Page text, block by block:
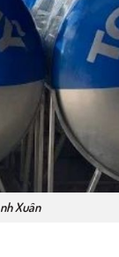
Xuân